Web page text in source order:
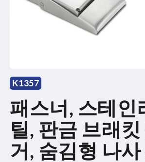
K1357
패스너, 스테인
틸, 판금 브래
거, 숨김형 나